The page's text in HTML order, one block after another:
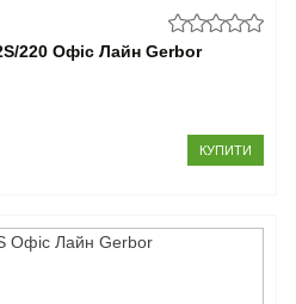
220 Офіс Лайн Gerbor
КУПИТИ